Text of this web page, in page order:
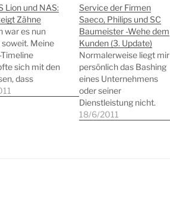
Lion und NAS:
Zähne
war es nun
Meine
sich mit den
dass
nun endlich
Service der Firmen
Saeco, Philips und SC
Baumeister -Wehe dem
Kunden (3. Update)
Normalerweise liegt mir
persönlich das Bashing
eines Unternehmens
oder seiner
Dienstleistung nicht.
Aber da dieses Blog ja
18/6/2011